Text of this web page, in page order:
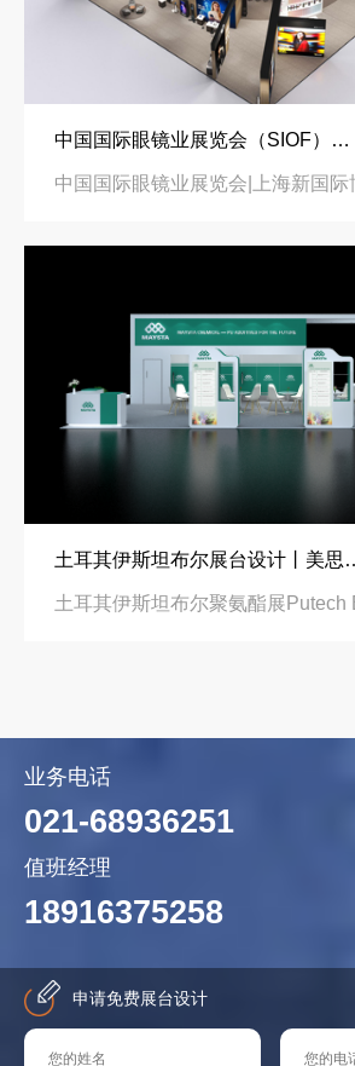
中国国际眼镜业展览会（SIOF）‌展台设计搭建-眼镜业巨头依视路陆逊梯卡
土耳其伊斯坦布尔展台设
业务电话
021-68936251
值班经理
18916375258
申请免费展台设计